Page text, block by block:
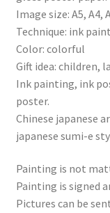
Image size: A5, A4,
Technique: ink
Color: colorful
Gift idea: children,
Ink painting, ink
poster.
Chinese japanese
japanese sumi-e
Painting is not
Painting is signed
Pictures can be